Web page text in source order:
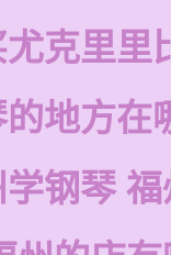
克里里
地方在
钢琴